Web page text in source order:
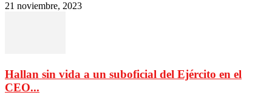
21 noviembre, 2023
Hallan sin vida a un suboficial del Ejército en el
CEO...